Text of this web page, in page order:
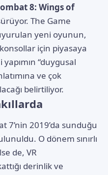
8: Wings of
The Game
yeni oyunun,
için piyasaya
“duygusal
ve çok
belirtiliyor.
7’nin 2019’da sunduğu
O dönem sınırlı
de, VR
derinlik ve